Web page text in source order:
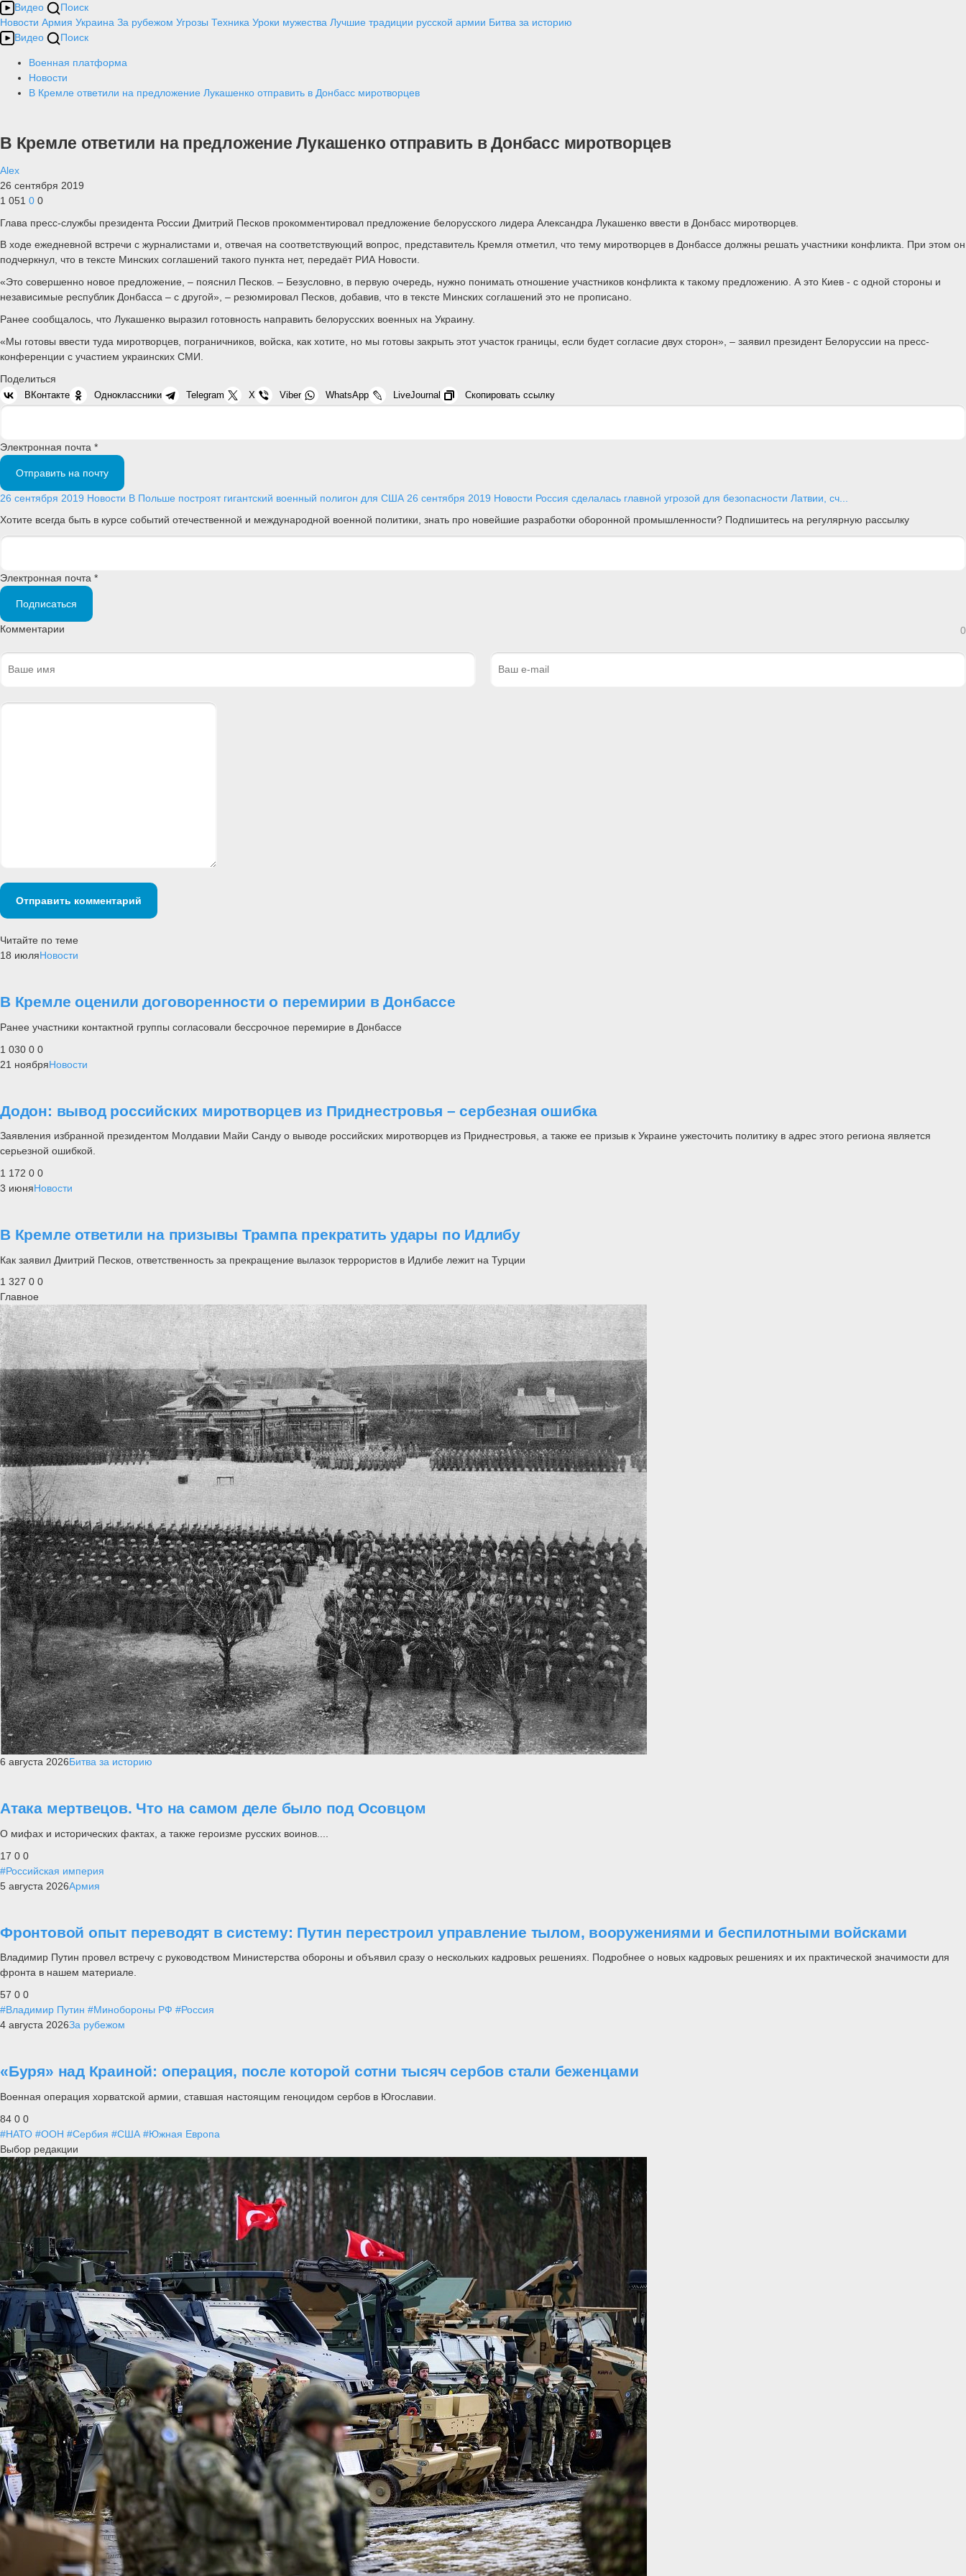
Видео
Поиск
Новости Армия Украина За рубежом Угрозы Техника Уроки мужества Лучшие традиции русской армии Битва за историю
Видео
Поиск
Военная платформа
Новости
В Кремле ответили на предложение Лукашенко отправить в Донбасс миротворцев
В Кремле ответили на предложение Лукашенко отправить в Донбасс миротворцев
Alex
26 сентября 2019
1 051 0 0
Глава пресс-службы президента России Дмитрий Песков прокомментировал предложение белорусского лидера Александра Лукашенко ввести в Донбасс миротворцев.
В ходе ежедневной встречи с журналистами и, отвечая на соответствующий вопрос, представитель Кремля отметил, что тему миротворцев в Донбассе должны решать участники конфликта. При этом он
подчеркнул, что в тексте Минских соглашений такого пункта нет, передаёт РИА Новости.
«Это совершенно новое предложение, – пояснил Песков. – Безусловно, в первую очередь, нужно понимать отношение участников конфликта к такому предложению. А это Киев - с одной стороны и
независимые республик Донбасса – с другой», – резюмировал Песков, добавив, что в тексте Минских соглашений это не прописано.
Ранее сообщалось, что Лукашенко выразил готовность направить белорусских военных на Украину.
«Мы готовы ввести туда миротворцев, пограничников, войска, как хотите, но мы готовы закрыть этот участок границы, если будет согласие двух сторон», – заявил президент Белоруссии на пресс-
конференции с участием украинских СМИ.
Поделиться
ВКонтакте Одноклассники Telegram X Viber WhatsApp LiveJournal Скопировать ссылку
Электронная почта *
Отправить на почту
26 сентября 2019 Новости В Польше построят гигантский военный полигон для США 26 сентября 2019 Новости Россия сделалась главной угрозой для безопасности Латвии, сч...
Хотите всегда быть в курсе событий отечественной и международной военной политики, знать про новейшие разработки оборонной промышленности? Подпишитесь на регулярную рассылку
Электронная почта *
Подписаться
Комментарии 0
Отправить комментарий
Читайте по теме
18 июляНовости
В Кремле оценили договоренности о перемирии в Донбассе
Ранее участники контактной группы согласовали бессрочное перемирие в Донбассе
1 030 0 0
21 ноябряНовости
Додон: вывод российских миротворцев из Приднестровья – сербезная ошибка
Заявления избранной президентом Молдавии Майи Санду о выводе российских миротворцев из Приднестровья, а также ее призыв к Украине ужесточить политику в адрес этого региона является
серьезной ошибкой.
1 172 0 0
3 июняНовости
В Кремле ответили на призывы Трампа прекратить удары по Идлибу
Как заявил Дмитрий Песков, ответственность за прекращение вылазок террористов в Идлибе лежит на Турции
1 327 0 0
Главное
6 августа 2026Битва за историю
Атака мертвецов. Что на самом деле было под Осовцом
О мифах и исторических фактах, а также героизме русских воинов....
17 0 0
#Российская империя
5 августа 2026Армия
Фронтовой опыт переводят в систему: Путин перестроил управление тылом, вооружениями и беспилотными войсками
Владимир Путин провел встречу с руководством Министерства обороны и объявил сразу о нескольких кадровых решениях. Подробнее о новых кадровых решениях и их практической значимости для
фронта в нашем материале.
57 0 0
#Владимир Путин #Минобороны РФ #Россия
4 августа 2026За рубежом
«Буря» над Краиной: операция, после которой сотни тысяч сербов стали беженцами
Военная операция хорватской армии, ставшая настоящим геноцидом сербов в Югославии.
84 0 0
#НАТО #ООН #Сербия #США #Южная Европа
Выбор редакции